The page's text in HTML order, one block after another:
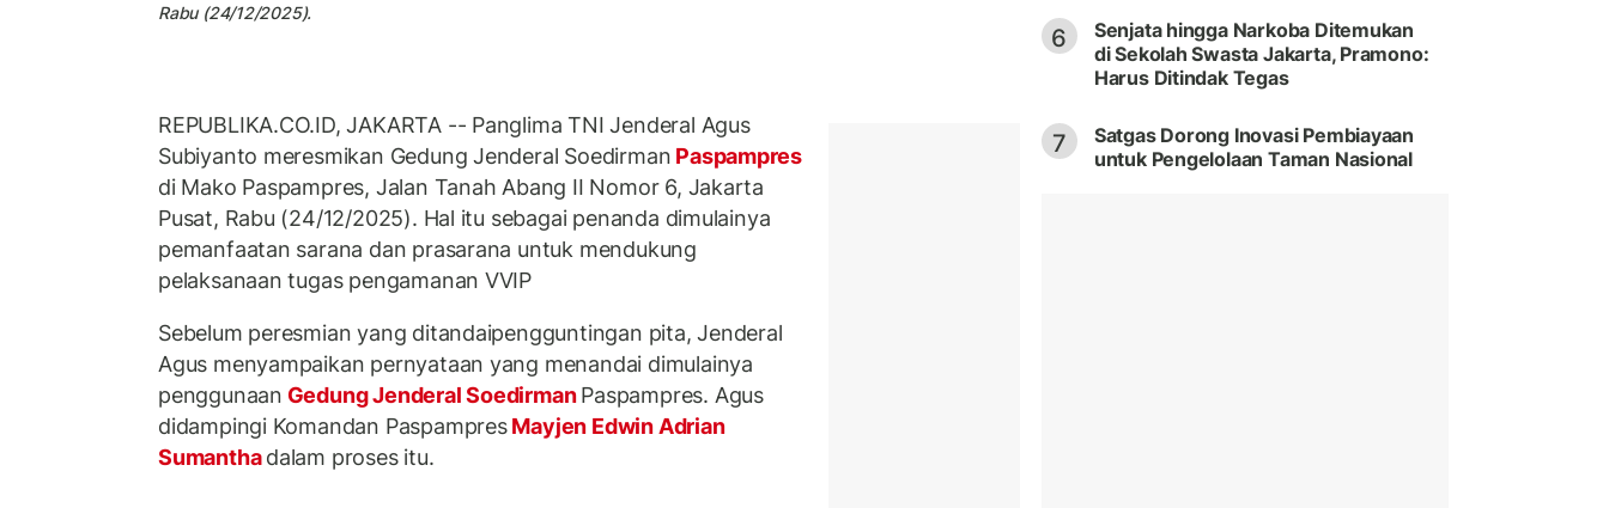
Rabu (24/12/2025).
REPUBLIKA.CO.ID, JAKARTA -- Panglima TNI Jenderal Agus
Subiyanto meresmikan Gedung Jenderal Soedirman Paspampres
di Mako Paspampres, Jalan Tanah Abang II Nomor 6, Jakarta
Pusat, Rabu (24/12/2025). Hal itu sebagai penanda dimulainya
pemanfaatan sarana dan prasarana untuk mendukung
pelaksanaan tugas pengamanan VVIP
Sebelum peresmian yang ditandaipengguntingan pita, Jenderal
Agus menyampaikan pernyataan yang menandai dimulainya
penggunaan Gedung Jenderal SoedirmanPaspampres. Agus
didampingi Komandan PaspampresMayjen Edwin Adrian
Sumanthadalam proses itu.
6
Senjata hingga Narkoba Ditemukan
di Sekolah Swasta Jakarta, Pramono:
Harus Ditindak Tegas
7
Satgas Dorong Inovasi Pembiayaan
untuk Pengelolaan Taman Nasional